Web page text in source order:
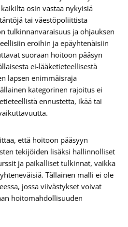
osin vastaa nykyisiä
tai väestöpoliittista
tulkinnanvaraisuus ja ohjauksen
eroihin ja epäyhtenäisiin
suoraan hoitoon pääsyn
ei-lääketieteellisestä
lapsen enimmäisraja
kategorinen rajoitus ei
ennustetta, ikää tai
että hoitoon pääsyyn
tekijöiden lisäksi hallinnolliset
ja paikalliset tulkinnat, vaikka
Tällainen malli ei ole
jossa viivästykset voivat
hoitomahdollisuuden